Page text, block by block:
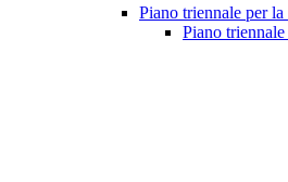
Piano triennale per
Piano